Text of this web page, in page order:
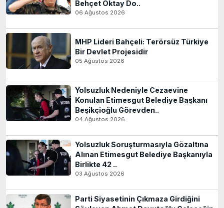
Behçet Oktay Do..
06 Ağustos 2026
MHP Lideri Bahçeli: Terörsüz Türkiye
Bir Devlet Projesidir
05 Ağustos 2026
Yolsuzluk Nedeniyle Cezaevine
Konulan Etimesgut Belediye Başkanı
Beşikçioğlu Görevden..
04 Ağustos 2026
Yolsuzluk Soruşturmasıyla Gözaltına
Alınan Etimesgut Belediye Başkanıyla
Birlikte 42 ..
03 Ağustos 2026
Parti Siyasetinin Çıkmaza Girdiğini